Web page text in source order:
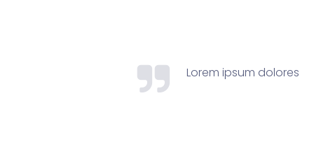
Lorem ipsum dolores